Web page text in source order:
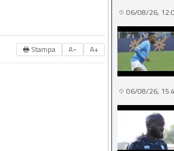
🖶 Stampa A− A+
06/08/26,
06/08/26,